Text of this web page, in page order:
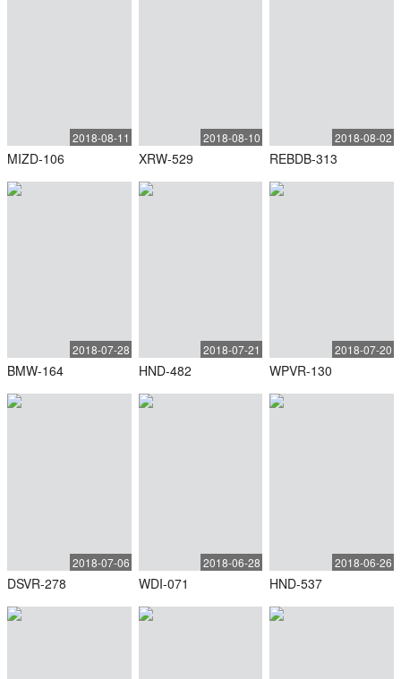
2018-08-11
MIZD-106
2018-08-10
XRW-529
2018-08-02
REBDB-313
2018-07-28
BMW-164
2018-07-21
HND-482
2018-07-20
WPVR-130
2018-07-06
DSVR-278
2018-06-28
WDI-071
2018-06-26
HND-537